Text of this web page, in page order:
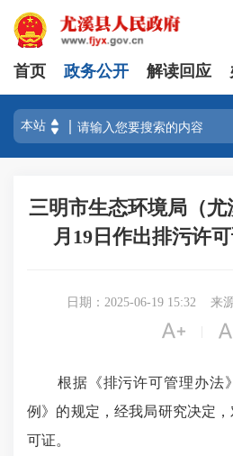
首页 政务公开 解读回应
三明市生态环境局（尤
月19日作出排污许
日期：2025-06-19 15:32 来

根据《排污许可管理办法
例》的规定，经我局研究决定
可证。